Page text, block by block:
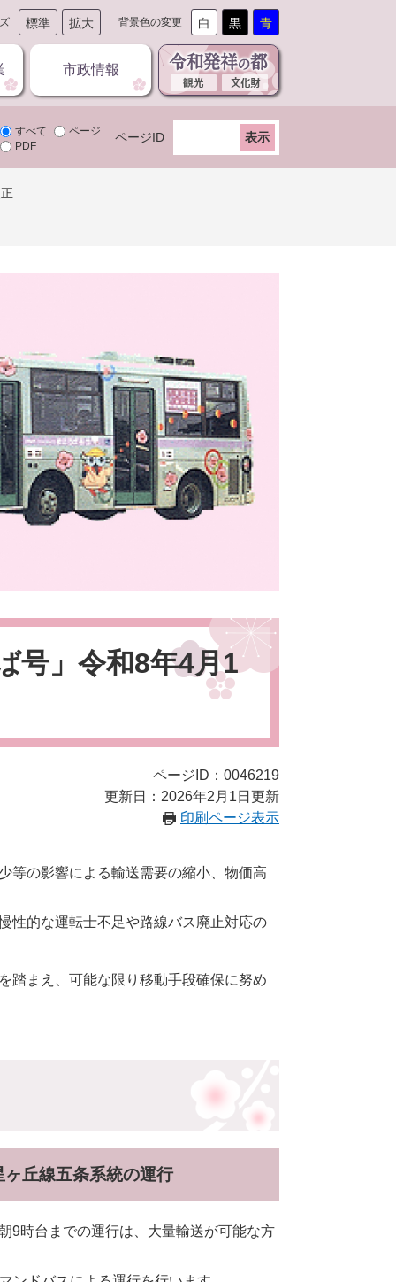
標準 拡大 背景色の変更 白 黒 青
市政情報
すべて
ページ
PDF
ページID
号」令和8年4月1
ページID：0046219
更新日：2026年2月1日更新
印刷ページ表示
等の影響による輸送需要の縮小、物価高
性的な運転士不足や路線バス廃止対応の
踏まえ、可能な限り移動手段確保に努め
丘線五条系統の運行
9時台までの運行は、大量輸送が可能な方